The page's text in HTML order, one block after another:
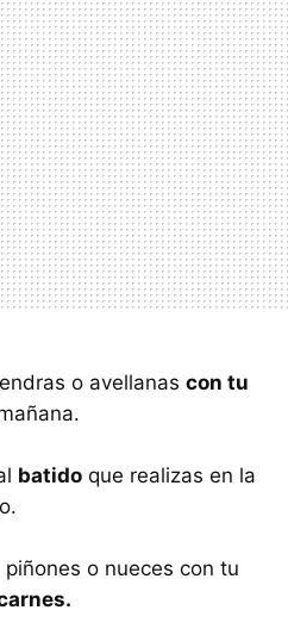
o avellanas con tu
batido que realizas en la
o nueces con tu